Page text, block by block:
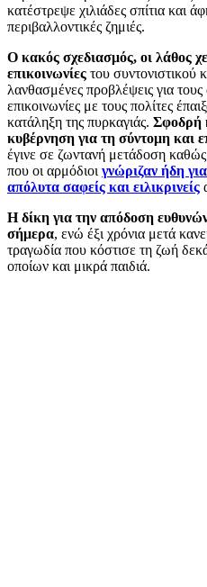
κατέστρεψε χιλιάδες σπίτια και
περιβαλλοντικές ζημιές.
Ο κακός σχεδιασμός, οι λάθος
επικοινωνίες του συντονιστικού
λανθασμένες προβλέψεις για
επικοινωνίες με τους πολίτες
κατάληξη της πυρκαγιάς. Σφοδρή
κυβέρνηση για τη σύντομη και
έγινε σε ζωντανή μετάδοση καθώς
που οι αρμόδιοι γνώριζαν ήδη
απόλυτα σαφείς και ειλικρινείς
Η δίκη για την απόδοση ευθυνών
σήμερα, ενώ έξι χρόνια μετά
τραγωδία που κόστισε τη ζωή
οποίων και μικρά παιδιά.